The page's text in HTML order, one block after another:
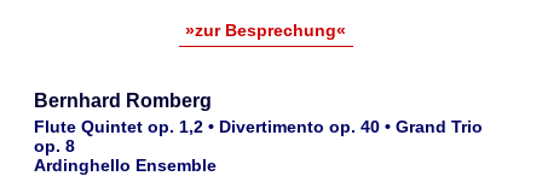
»zur Besprechung«
Bernhard Romberg
Flute Quintet op. 1,2 • Divertimento op. 40 • Grand Trio
op. 8
Ardinghello Ensemble